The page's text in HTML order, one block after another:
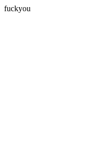
fuckyou